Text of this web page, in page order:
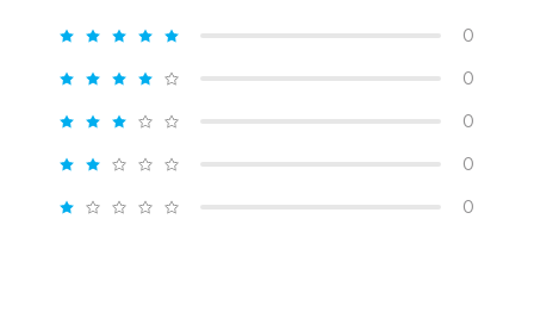
0
0
0
0
0